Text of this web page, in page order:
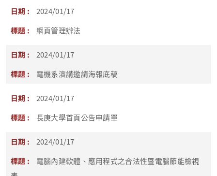
2024/01/17
網頁管理辦法
2024/01/17
電機系演講邀請海報底稿
2024/01/17
長庚大學首頁公告申請單
2024/01/17
電腦內建軟體、應用程式之合法性暨電腦節能檢視